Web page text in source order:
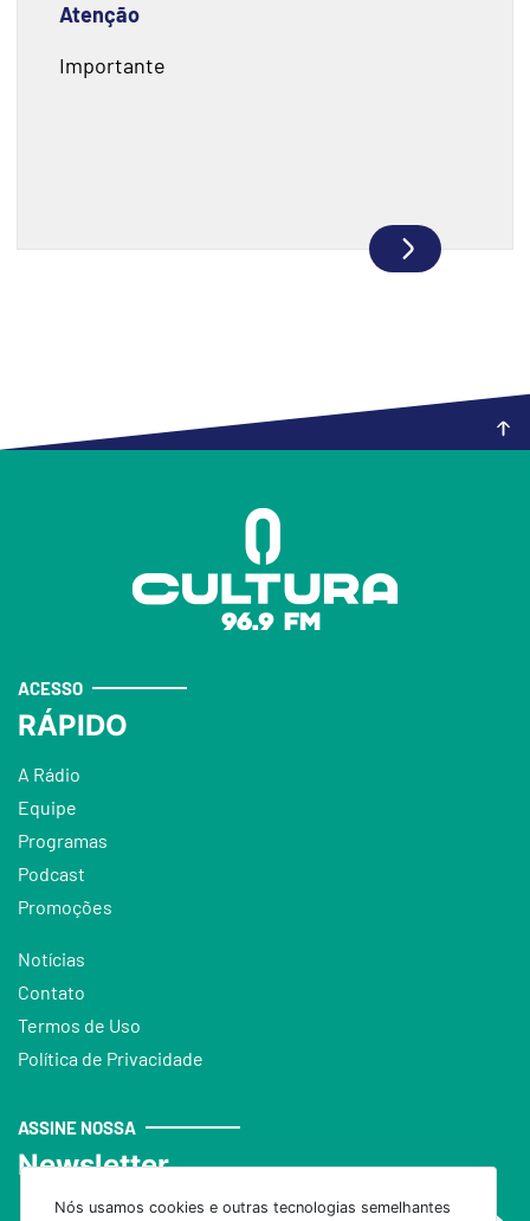
Nós usamos cookies e outras tecnologias semelhantes
Atenção
Importante
ACESSO
RÁPIDO
A Rádio
Equipe
Programas
Podcast
Promoções
Notícias
Contato
Termos de Uso
Política de Privacidade
ASSINE NOSSA
Newsletter